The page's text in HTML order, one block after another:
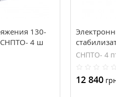
130-
СНПТО- 4 ш
245В,
СНПТО- 4
12 840